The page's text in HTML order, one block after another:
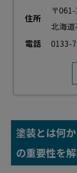
住所
〒
北海
電話
0133-
塗装とは何
の重要性を